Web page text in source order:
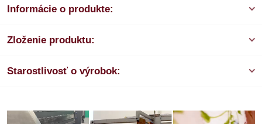
Informácie o produkte:
Zloženie produktu:
Starostlivosť o výrobok: